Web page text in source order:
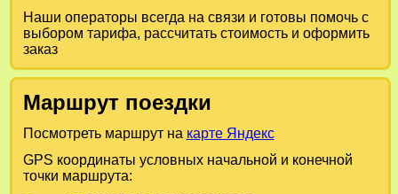
Наши операторы всегда на связи и готовы помочь с
выбором тарифа, рассчитать стоимость и оформить
заказ
Маршрут поездки
Посмотреть маршрут на карте Яндекс
GPS координаты условных начальной и конечной
точки маршрута: